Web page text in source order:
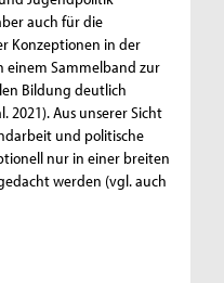
auch für die
Konzeptionen in der
einem Sammelband zur
Bildung deutlich
Aus unserer Sicht
und politische
nur in einer breiten
werden (vgl. auch